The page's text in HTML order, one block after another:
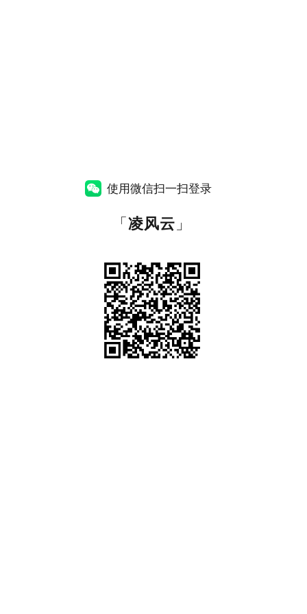
使用微信扫一扫登录
「凌风云 」